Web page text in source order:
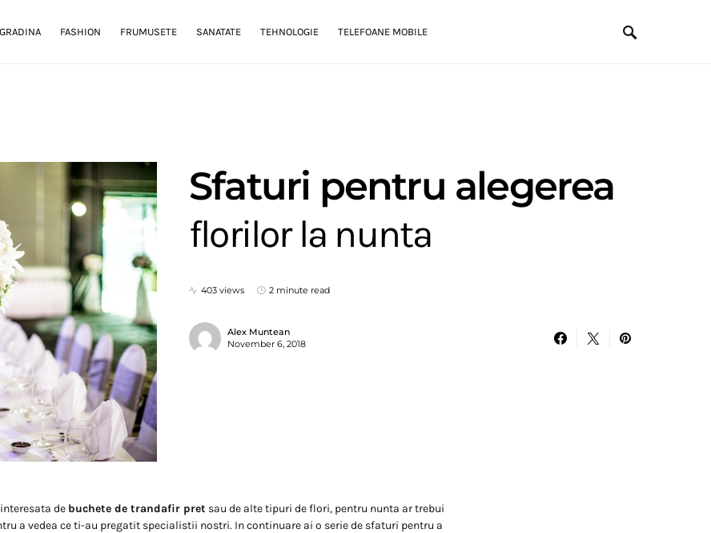
FASHION FRUMUSETE SANATATE TEHNOLOGIE TELEFOANE MOBILE
Sfaturi pentru alegerea
florilor la nunta
403 views 2 minute read
Alex Muntean
November 6, 2018
de buchete de trandafir pret sau de alte tipuri de flori, pentru nunta ar trebui
a vedea ce ti-au pregatit specialistii nostri. In continuare ai o serie de sfaturi pentru a